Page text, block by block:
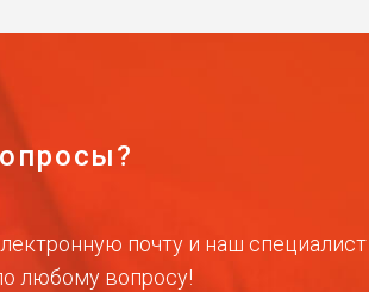
почту и наш специалист
любому вопросу!